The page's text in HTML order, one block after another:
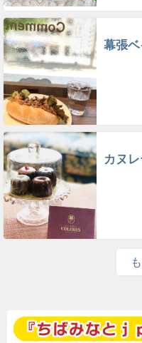
幕張
カヌ